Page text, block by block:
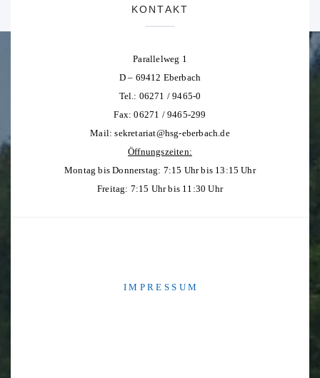
KONTAKT
Parallelweg 1
D – 69412 Eberbach
Tel.: 06271 / 9465-0
Fax: 06271 / 9465-299
Mail:sekretariat@hsg-eberbach.de
Öffnungszeiten:
Montag bis Donnerstag: 7:15 Uhr bis 13:15 Uhr
Freitag: 7:15 Uhr bis 11:30 Uhr
I M P R E S S U M